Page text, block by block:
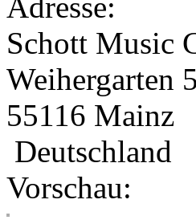
Adresse:
Schott Music
Weihergarten 5
55116 Mainz
Deutschland
Vorschau: